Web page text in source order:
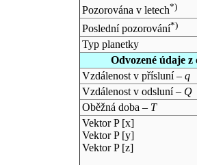
Pozorována v letech*)
Poslední pozorování*)
Typ planetky
Odvozené údaje
Vzdálenost v přísluní – q
Vzdálenost v odsluní – Q
Oběžná doba – T
Vektor P [x]
Vektor P [y]
Vektor P [z]